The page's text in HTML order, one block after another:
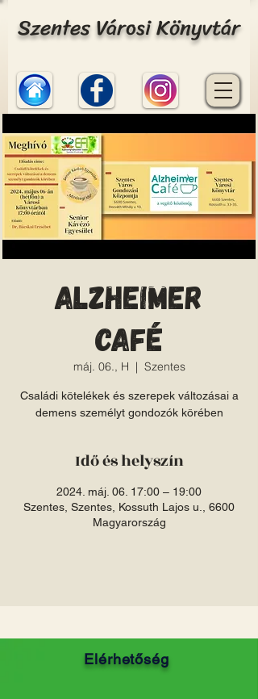
Szentes Városi Könyvtár
Alzheimer
café
máj. 06., H
  |
Szentes
Családi kötelékek és szerepek változásai a
demens személyt gondozók körében
Idő és helyszín
2024. máj. 06. 17:00 – 19:00
Szentes, Szentes, Kossuth Lajos u., 6600
Magyarország
Elérhetőség